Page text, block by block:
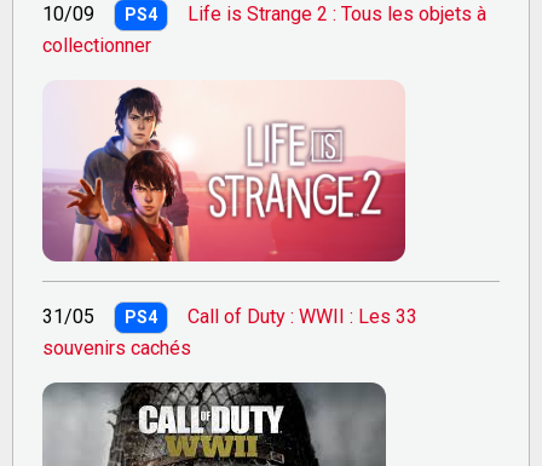
10/09 PS4
Life is Strange 2 : Tous les objets à
collectionner
31/05 PS4
Call of Duty : WWII : Les 33
souvenirs cachés